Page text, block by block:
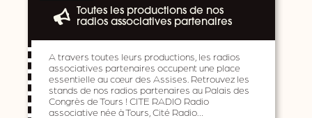
Toutes les productions de nos
radios associatives partenaires
A travers toutes leurs productions, les radios
associatives partenaires occupent une place
essentielle au cœur des Assises. Retrouvez les
stands de nos radios partenaires au Palais des
Congrès de Tours ! CITE RADIO Radio
associative née à Tours, Cité Radio…